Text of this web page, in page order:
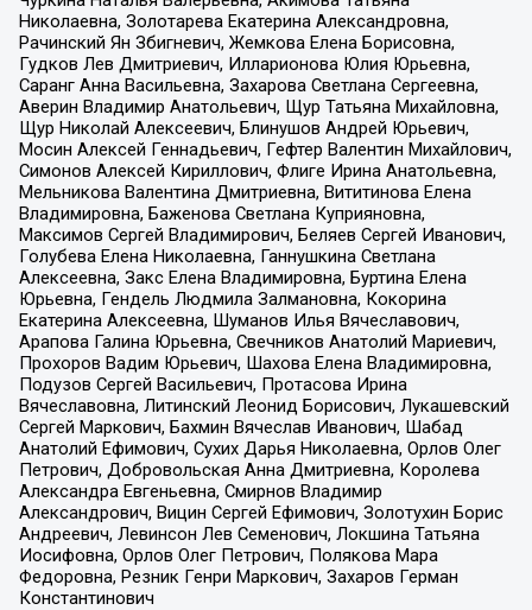
Николаевна, Золотарева Екатерина Александровна,
Рачинский Ян Збигневич, Жемкова Елена Борисовна,
Гудков Лев Дмитриевич, Илларионова Юлия Юрьевна,
Саранг Анна Васильевна, Захарова Светлана Сергеевна,
Аверин Владимир Анатольевич, Щур Татьяна Михайловна,
Щур Николай Алексеевич, Блинушов Андрей Юрьевич,
Мосин Алексей Геннадьевич, Гефтер Валентин Михайлович,
Симонов Алексей Кириллович, Флиге Ирина Анатольевна,
Мельникова Валентина Дмитриевна, Вититинова Елена
Владимировна, Баженова Светлана Куприяновна,
Максимов Сергей Владимирович, Беляев Сергей Иванович,
Голубева Елена Николаевна, Ганнушкина Светлана
Алексеевна, Закс Елена Владимировна, Буртина Елена
Юрьевна, Гендель Людмила Залмановна, Кокорина
Екатерина Алексеевна, Шуманов Илья Вячеславович,
Арапова Галина Юрьевна, Свечников Анатолий Мариевич,
Прохоров Вадим Юрьевич, Шахова Елена Владимировна,
Подузов Сергей Васильевич, Протасова Ирина
Вячеславовна, Литинский Леонид Борисович, Лукашевский
Сергей Маркович, Бахмин Вячеслав Иванович, Шабад
Анатолий Ефимович, Сухих Дарья Николаевна, Орлов Олег
Петрович, Добровольская Анна Дмитриевна, Королева
Александра Евгеньевна, Смирнов Владимир
Александрович, Вицин Сергей Ефимович, Золотухин Борис
Андреевич, Левинсон Лев Семенович, Локшина Татьяна
Иосифовна, Орлов Олег Петрович, Полякова Мара
Федоровна, Резник Генри Маркович, Захаров Герман
Константинович